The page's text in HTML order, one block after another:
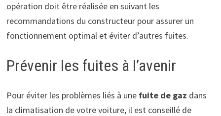
opération doit être réalisée en suivant les
recommandations du constructeur pour assurer un
fonctionnement optimal et éviter d’autres fuites.
Prévenir les fuites à l’avenir
Pour éviter les problèmes liés à une fuite de gaz dans
la climatisation de votre voiture, il est conseillé de